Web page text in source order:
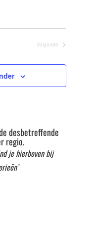
Volgende
desbetreffende
regio.
je hierboven bij